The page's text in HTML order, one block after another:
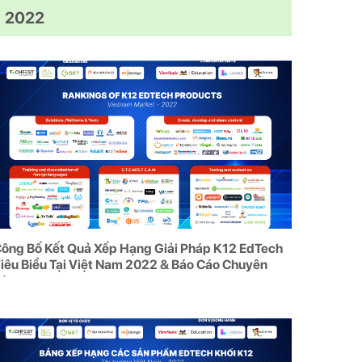
2022
Bố Kết Quả Xếp Hạng Giải Pháp K12 EdTech
Biểu Tại Việt Nam 2022 & Báo Cáo Chuyên